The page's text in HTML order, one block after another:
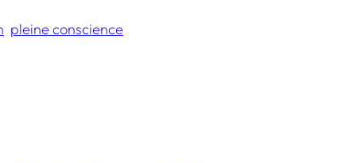
pleine conscience